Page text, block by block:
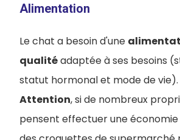
Alimentation
Le chat a besoin d'une
qualitéadaptée à ses besoins
statut hormonal et mode de vie).
Attention, si de nombreux
pensent effectuer une